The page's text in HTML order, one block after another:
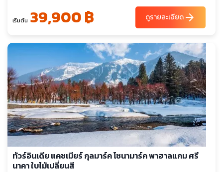
เริ่มต้น 39,900 ฿ ดูรายละเอียดarrow_forward
ทัวร์อินเดีย แคชเมียร์ กุลมาร์ค โซนามาร์ค พาฮาลแกม ศรี
นาคา ใบไม้เปลี่ยนสี